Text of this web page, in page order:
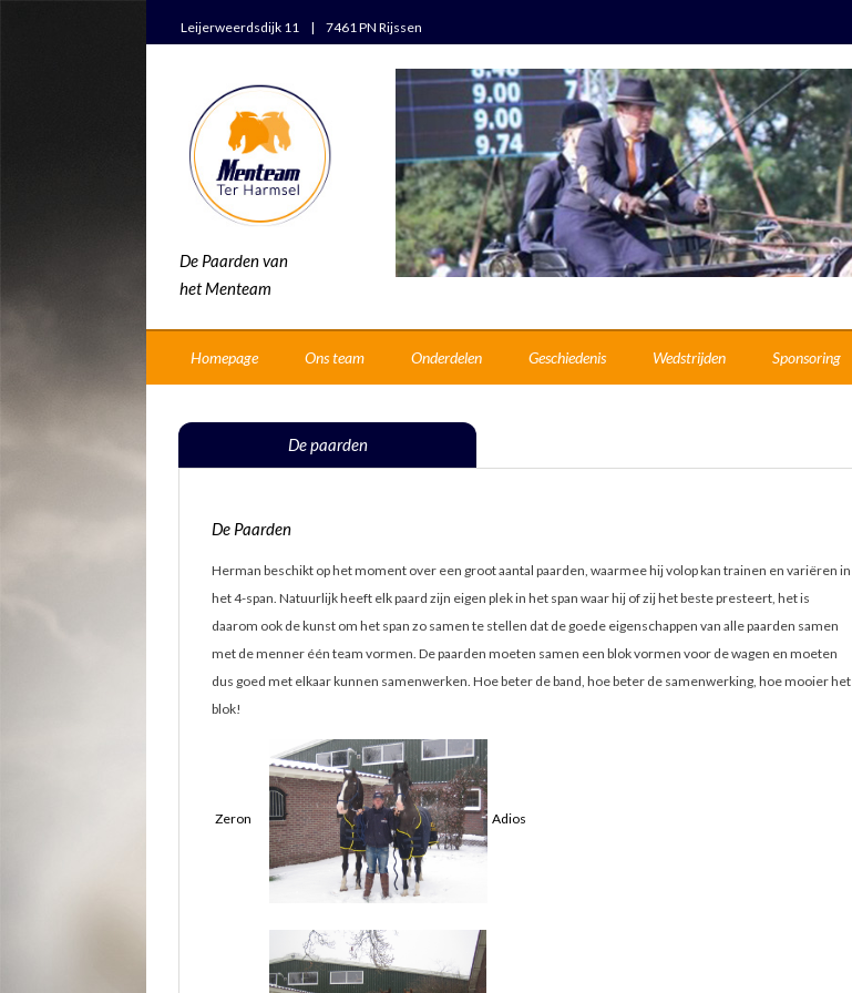
Leijerweerdsdijk 11 | 7461 PN Rijssen
De Paarden van
het Menteam
Homepage Ons team Onderdelen Geschiedenis Wedstrijden Sponsoring
De paarden
De Paarden
Herman beschikt op het moment over een groot aantal paarden, waarmee hij volop kan trainen en variëren in
het 4-span. Natuurlijk heeft elk paard zijn eigen plek in het span waar hij of zij het beste presteert, het is
daarom ook de kunst om het span zo samen te stellen dat de goede eigenschappen van alle paarden samen
met de menner één team vormen. De paarden moeten samen een blok vormen voor de wagen en moeten
dus goed met elkaar kunnen samenwerken. Hoe beter de band, hoe beter de samenwerking, hoe mooier het
blok!
Zeron Adios